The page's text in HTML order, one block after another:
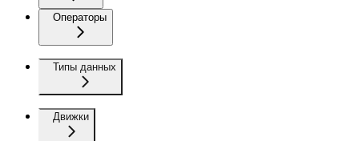
Операторы
Типы данных
Движки